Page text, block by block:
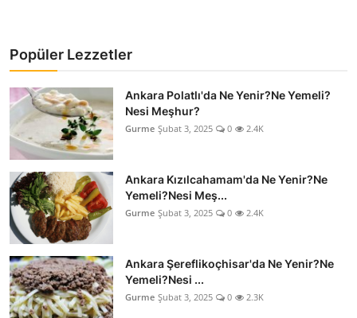
Popüler Lezzetler
Ankara Polatlı'da Ne Yenir?Ne Yemeli?
Nesi Meşhur?
Gurme Şubat 3, 2025 0 2.4K
Ankara Kızılcahamam'da Ne Yenir?Ne
Yemeli?Nesi Meş...
Gurme Şubat 3, 2025 0 2.4K
Ankara Şereflikoçhisar'da Ne Yenir?Ne
Yemeli?Nesi ...
Gurme Şubat 3, 2025 0 2.3K